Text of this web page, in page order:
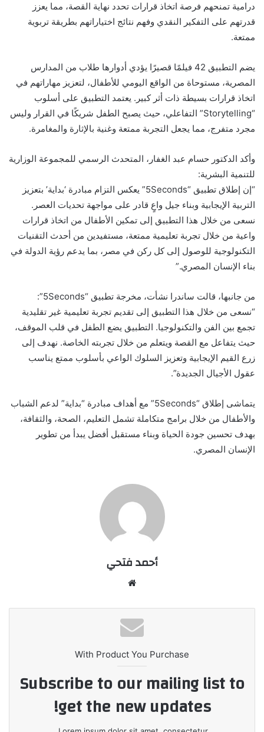
درامية تمنحهم فرصة اتخاذ قرارات تحدد نهاية القصة، مما يعزز
قدرتهم على التفكير النقدي وفهم نتائج اختياراتهم بطريقة تربوية
ممتعة.
يضم التطبيق 42 فيلمًا قصيرًا يؤدي أدوارها طلاب من المدارس
المصرية، مستوحاة من الواقع اليومي للأطفال، لتعزيز مهاراتهم في
اتخاذ قرارات بسيطة ذات أثر كبير. يعتمد التطبيق على أسلوب
“Storytelling” التفاعلي، حيث يصبح الطفل شريكًا في القرار وليس
مجرد متفرج، مما يجعل التجربة ممتعة وغنية بالإثارة والمغامرة.
وأكد الدكتور حسام عبد الغفار، المتحدث الرسمي للمجموعة الوزارية
للتنمية البشرية:
“إن إطلاق تطبيق “5Seconds” يعكس التزام مبادرة ‘بداية’ بتعزيز
التربية الإيجابية وبناء جيل واعٍ قادر على مواجهة تحديات العصر.
نسعى من خلال هذا التطبيق إلى تمكين الأطفال من اتخاذ قرارات
واعية من خلال تجربة تعليمية ممتعة، مستفيدين من أحدث التقنيات
التكنولوجية للوصول إلى كل ركن في مصر، بما يدعم رؤية الدولة في
بناء الإنسان المصري.”
من جانبها، قالت ساندرا نشأت، مخرجة تطبيق “5Seconds”:
“نسعى من خلال هذا التطبيق إلى تقديم تجربة تعليمية غير تقليدية
تجمع بين الفن والتكنولوجيا. التطبيق يضع الطفل في قلب الموقف،
حيث يتفاعل مع القصة ويتعلم من خلال تجربته الخاصة. نهدف إلى
زرع القيم الإيجابية وتعزيز السلوك الواعي بأسلوب ممتع يناسب
عقول الأجيال الجديدة”.
يتماشى إطلاق “5Seconds” مع أهداف مبادرة “بداية” لدعم الشباب
والأطفال من خلال برامج متكاملة تشمل التعليم، الصحة، والثقافة،
بهدف تحسين جودة الحياة وبناء مستقبل أفضل يبدأ من تطوير
الإنسان المصري.
أحمد فتحي
With Product You Purchase
Subscribe to our mailing list to
get the new updates!